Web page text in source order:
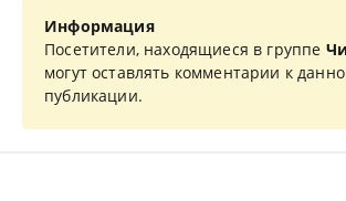
Информация
Посетители, находящиеся в группе
могут оставлять комментарии к
публикации.